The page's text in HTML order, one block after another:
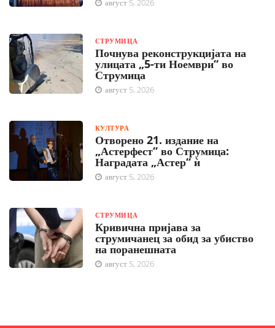
август 5, 2026
СТРУМИЦА
Почнува реконструкцијата на
улицата „5-ти Ноември“ во
Струмица
август 5, 2026
КУЛТУРА
Отворено 21. издание на
„Астерфест“ во Струмица:
Наградата „Астер“ ѝ
август 5, 2026
СТРУМИЦА
Кривична пријава за
струмичанец за обид за убиство
на поранешната
август 5, 2026